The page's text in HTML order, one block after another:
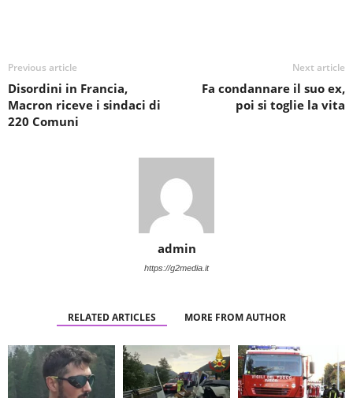
Previous article
Disordini in Francia,
Macron riceve i sindaci di
220 Comuni
Next article
Fa condannare il suo ex,
poi si toglie la vita
admin
https://g2media.it
RELATED ARTICLES MORE FROM AUTHOR